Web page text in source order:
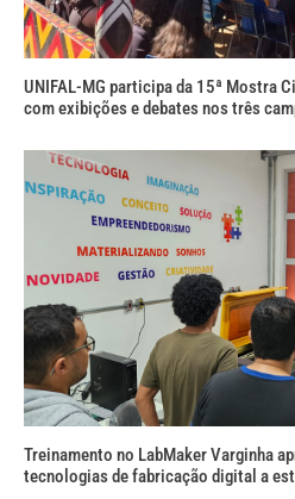
UNIFAL-MG participa da 15ª Mostra
com exibições e debates nos três
Treinamento no LabMaker Varginha
tecnologias de fabricação digital a